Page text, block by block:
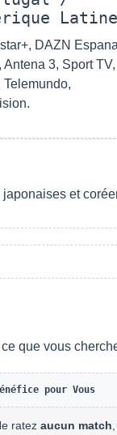
Latine
DAZN
Antena 3, Sport TV,
Telemundo,
et
que vous
pour Vous
ratez aucun match